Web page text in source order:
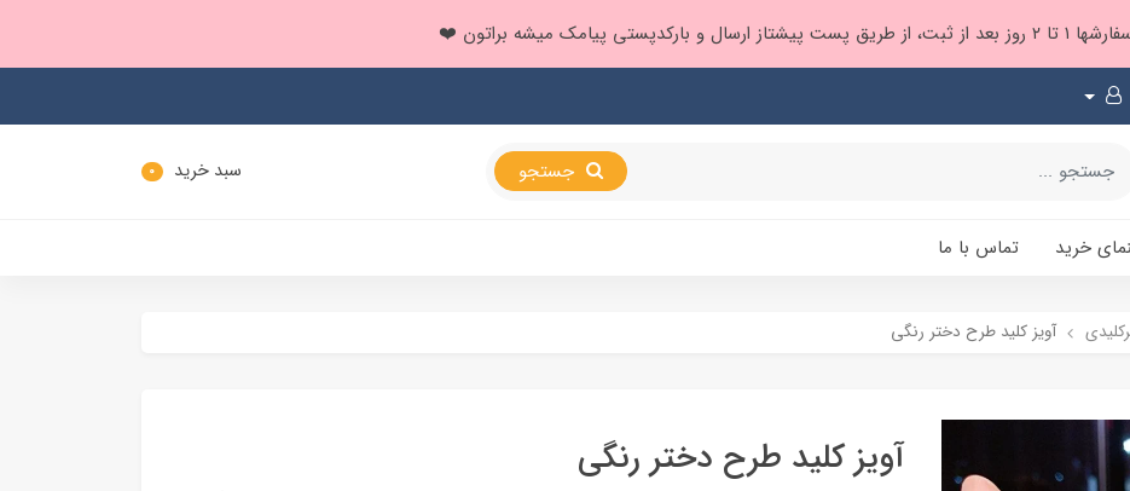
ارسال و بارکدپستی پیامک میشه براتون ❤️
سبد خرید 0
خرید تماس با ما
آویز کلید طرح دختر رنگی
آویز کلید طرح دختر رنگی